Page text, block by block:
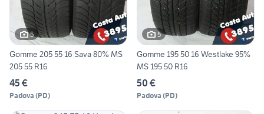
5
Gomme 205 55 16 Sava 80% MS
205 55 R16
45 €
Padova (PD)
5
Gomme 195 50 16 Westlake 95%
MS 195 50 R16
50 €
Padova (PD)